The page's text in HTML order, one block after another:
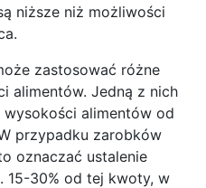
niższe niż możliwości
zastosować różne
alimentów. Jedną z nich
alimentów od
przypadku zarobków
oznaczać ustalenie
15-30% od tej kwoty, w